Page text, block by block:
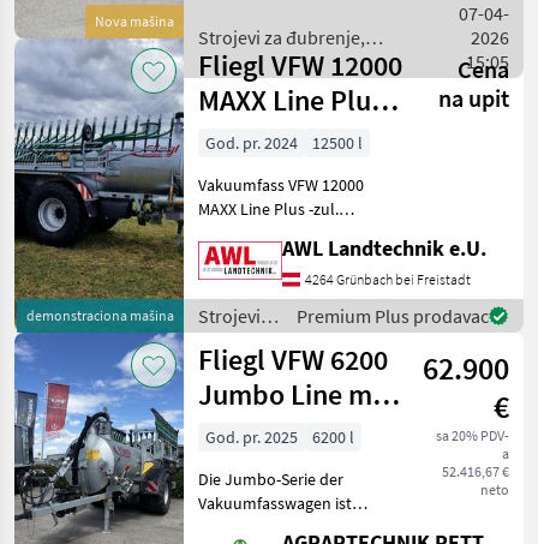
Nova mašina
Lastanpassungsventil
Strojevi za đubrenje,
gnojenje i navodnjavanje /
Fliegl
07-04-
2026
15:05
demonstraciona mašina
Fliegl VFW 12000
MAXX Line Plus +
SKATE 2.0 150
Cena
na upit
God. pr. 2024
12500 l
Vakuumfass VFW 12000
MAXX Line Plus -zul.
Zugdeichsel mit
Untenanhängung -K 80
Kugelzugöse -
Faßkippzylinder mit
Fallstützfuß und Deichself
AWL Landtechnik e.U.
4264 Grünbach bei Freistadt
Strojevi
za
đubrenje,
gnojenje i
navodnjavanje
/ Fliegl
Premium Plus prodavac
Fliegl VFW 6200
Jumbo Line mit
Skate 90
62.900
€
sa 20% PDV-
a
52.416,67 €
neto
God. pr. 2025
6200 l
Die Jumbo-Serie der
Vakuumfasswagen ist